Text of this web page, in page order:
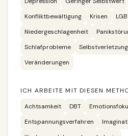
Konfliktbewältigung
Krisen
Niedergeschlagenheit
Schlafprobleme
Selbstverletzung
Veränderungen
ICH ARBEITE MIT DIESEN
Achtsamkeit
DBT
Entspannungsverfahren